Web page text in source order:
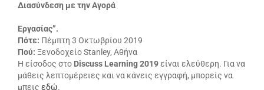
Διασύνδεση με την Αγορά
Εργασίας”.
Πότε: Πέμπτη 3 Οκτωβρίου 2019
Πού: Ξενοδοχείο Stanley, Αθήνα
Η είσοδος στο Discuss Learning 2019είναι ελεύθερη. Για να
μάθεις λεπτομέρειες και να κάνεις εγγραφή, μπορείς να
μπεις εδώ.